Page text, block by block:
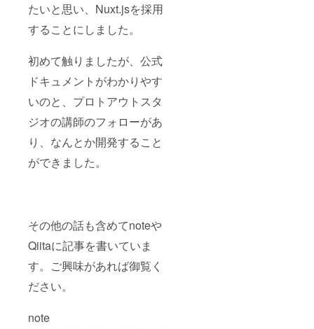
たいと思い、Nuxt.jsを採用
することにしました。
初めて触りましたが、公式
ドキュメントがわかりやす
いのと、プロトアウトスタ
ジオの講師のフォローがあ
り、なんとか開発すること
ができました。
その他の話も含めてnoteや
Qiitaに記事を書いていま
す。ご興味があれば御覧く
ださい。
note